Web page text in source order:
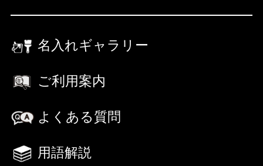
名入れギャラリー
ご利用案内
よくある質問
用語解説